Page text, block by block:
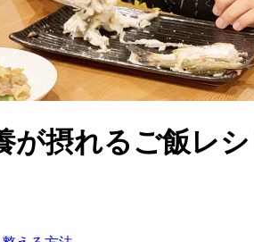
が摂れるご飯レ